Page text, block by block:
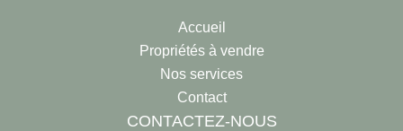
Accueil
Propriétés à vendre
Nos services
Contact
CONTACTEZ-NOUS